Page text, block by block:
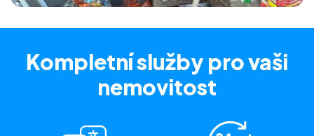
Kompletní služby pro vaši
nemovitost